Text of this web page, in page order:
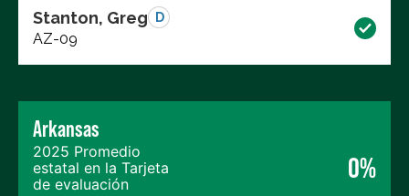
Stanton, Greg D
AZ-09
Arkansas
2025 Promedio
estatal en la Tarjeta
de evaluación
0%